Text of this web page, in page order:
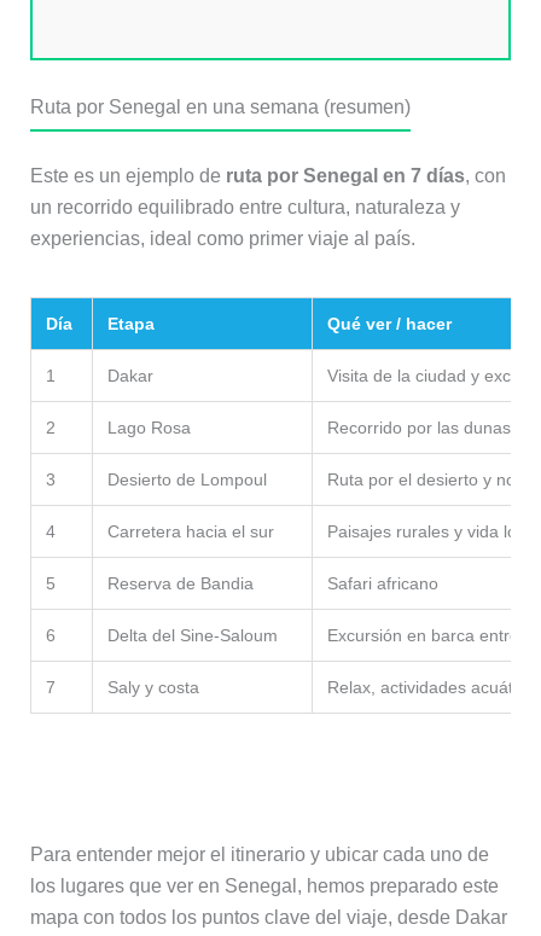
Ruta por Senegal en una semana (resumen)
Este es un ejemplo de ruta por Senegal en 7 días, con
un recorrido equilibrado entre cultura, naturaleza y
experiencias, ideal como primer viaje al país.
Día Etapa Qué ver / hacer
1 Dakar Visita de la ciudad y
2 Lago Rosa Recorrido por las dunas y
3 Desierto de Lompoul Ruta por el desierto y
4 Carretera hacia el sur Paisajes rurales y vida local
5 Reserva de Bandia Safari africano
6 Delta del Sine-Saloum Excursión en barca entre
7 Saly y costa Relax, actividades
Para entender mejor el itinerario y ubicar cada uno de
los lugares que ver en Senegal, hemos preparado este
mapa con todos los puntos clave del viaje, desde Dakar